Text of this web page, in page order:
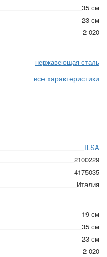
35 см
23 см
2 020
нержавеющая сталь
все характеристики
ILSA
2100229
4175035
Италия
19 см
35 см
23 см
2 020